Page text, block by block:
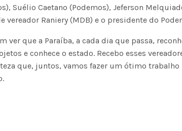
Suélio Caetano (Podemos), Jeferson
vereador Raniery (MDB) e o presidente do
ver que a Paraíba, a cada dia que passa,
e conhece o estado. Recebo esses
que, juntos, vamos fazer um ótimo trabalho